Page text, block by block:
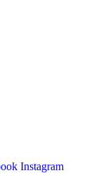
Instagram